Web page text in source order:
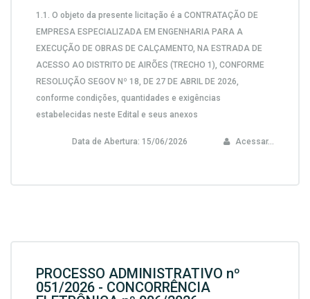
1.1. O objeto da presente licitação é a CONTRATAÇÃO DE
EMPRESA ESPECIALIZADA EM ENGENHARIA PARA A
EXECUÇÃO DE OBRAS DE CALÇAMENTO, NA ESTRADA DE
ACESSO AO DISTRITO DE AIRÕES (TRECHO 1), CONFORME
RESOLUÇÃO SEGOV Nº 18, DE 27 DE ABRIL DE 2026,
conforme condições, quantidades e exigências
estabelecidas neste Edital e seus anexos
Data de Abertura: 15/06/2026 Acessar...
PROCESSO ADMINISTRATIVO nº
051/2026 - CONCORRÊNCIA